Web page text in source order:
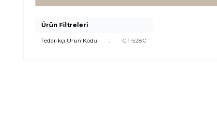
Ürün Filtreleri
Tedarikçi Ürün Kodu : CT-5280